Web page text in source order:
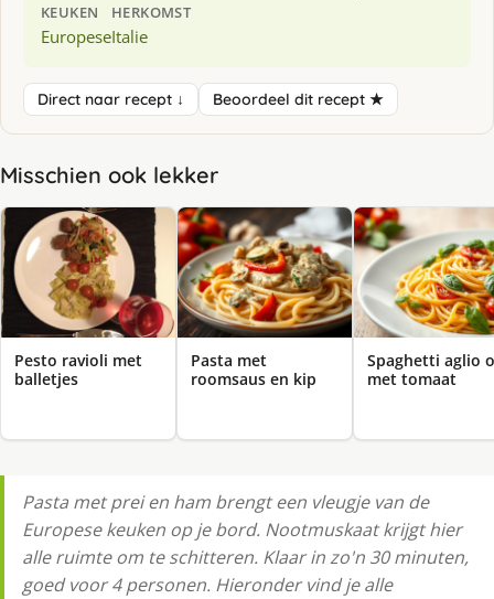
KEUKEN
Europese
HERKOMST
Italie
Direct naar recept ↓ Beoordeel dit recept ★
Misschien ook lekker
Pesto ravioli met
balletjes
Pasta met
roomsaus en kip
Spaghetti aglio
met tomaat
Pasta met prei en ham brengt een vleugje van de
Europese keuken op je bord. Nootmuskaat krijgt hier
alle ruimte om te schitteren. Klaar in zo'n 30 minuten,
goed voor 4 personen. Hieronder vind je alle